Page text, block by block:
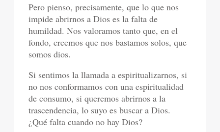
Pero pienso, precisamente, que lo que nos
impide abrirnos a Dios es la falta de
humildad. Nos valoramos tanto que, en el
fondo, creemos que nos bastamos solos, que
somos dios.
Si sentimos la llamada a espiritualizarnos, si
no nos conformamos con una espiritualidad
de consumo, si queremos abrirnos a la
trascendencia, lo suyo es buscar a Dios.
¿Qué falta cuando no hay Dios?